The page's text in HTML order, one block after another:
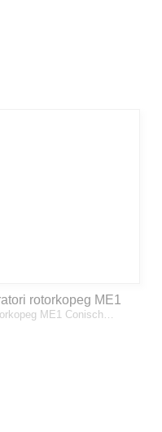
rotorkopeg ME1
ME1 Conisch…